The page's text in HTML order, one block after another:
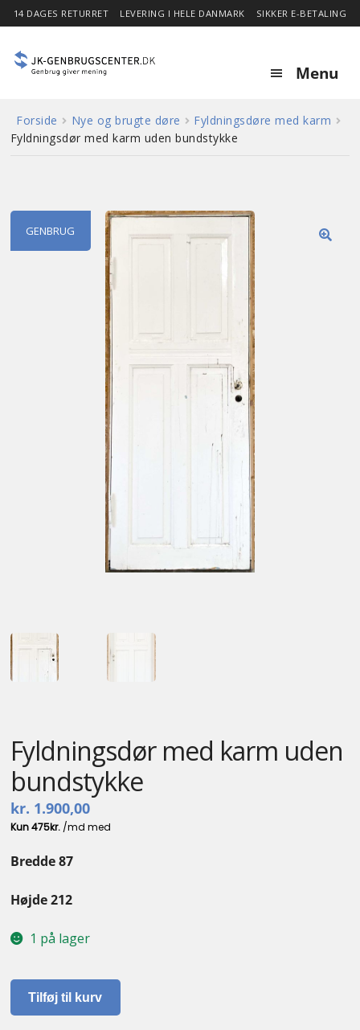
14 DAGES RETURRET LEVERING I HELE DANMARK SIKKER E-BETALING
Menu
Forside
Stor besparelse
Forside Nye og brugte døre
Fyldningsdøre med karm
Fyldningsdør med karm uden bundstykke
GENBRUG
Fyldningsdør med karm uden
bundstykke
kr. 1.900,00
Bredde 87
Højde 212
1 på lager
Fyldningsdør
med
Tilføj til kurv